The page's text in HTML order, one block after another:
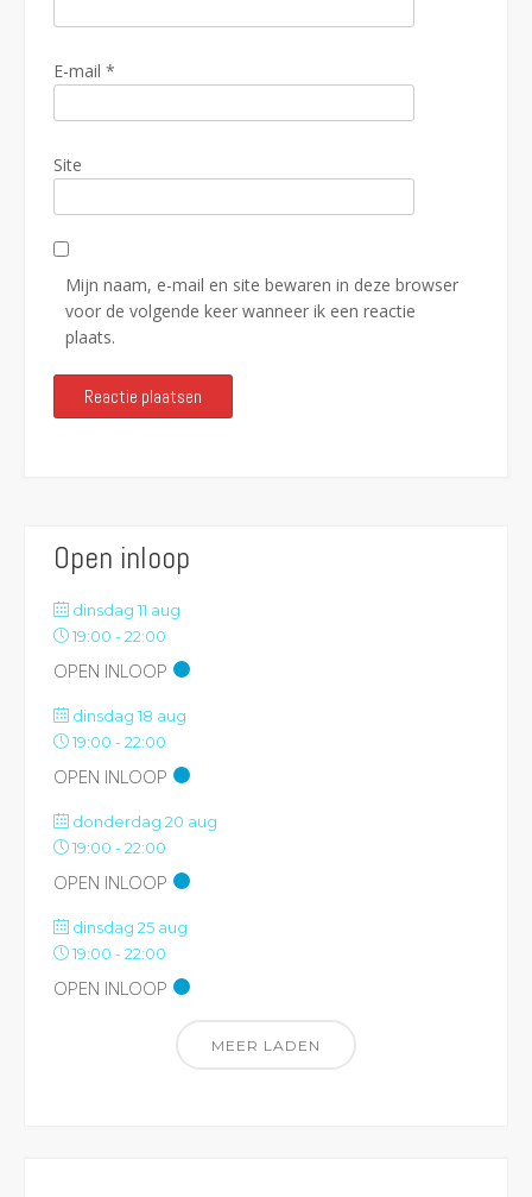
E-mail *
Site
Mijn naam, e-mail en site bewaren in deze browser
voor de volgende keer wanneer ik een reactie
plaats.
Open inloop
dinsdag 11 aug
19:00 -22:00
OPEN INLOOP
dinsdag 18 aug
19:00 -22:00
OPEN INLOOP
donderdag 20 aug
19:00 -22:00
OPEN INLOOP
dinsdag 25 aug
19:00 -22:00
OPEN INLOOP
MEER LADEN